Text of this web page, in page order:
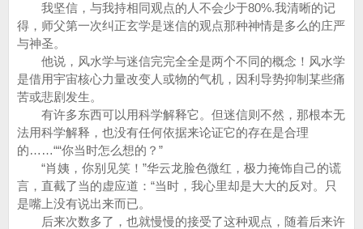
我坚信，与我持相同观点的人不会少于80%.我清晰的记
得，师父第一次纠正玄学是迷信的观点那种神情是多么的庄严
与神圣。
他说，风水学与迷信完完全全是两个不同的概念！风水学
是借用宇宙核心力量改变人或物的气机，因利导势抑制某些痛
苦或悲剧发生。
有许多东西可以用科学解释它。但迷信则不然，那根本无
法用科学解释，也没有任何依据来论证它的存在是合理
的……““你当时怎么想的？”
“肖姨，你别见笑！”华云龙脸色微红，极力掩饰自己的谎
言，直截了当的虚应道：“当时，我心里却是大大的反对。只
是嘴上没有说出来而已。
后来次数多了，也就慢慢的接受了这种观点，随着后来许